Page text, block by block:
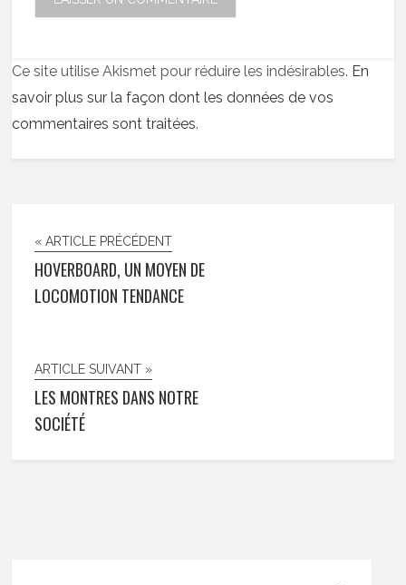
Ce site utilise Akismet pour réduire les indésirables. En
savoir plus sur la façon dont les données de vos
commentaires sont traitées.
« ARTICLE PRÉCÉDENT
HOVERBOARD, UN MOYEN DE
LOCOMOTION TENDANCE
ARTICLE SUIVANT »
LES MONTRES DANS NOTRE
SOCIÉTÉ